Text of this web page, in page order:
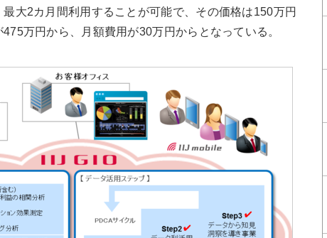
大2カ月間利用することが可能で、その価格は150万円
万円から、月額費用が30万円からとなっている。